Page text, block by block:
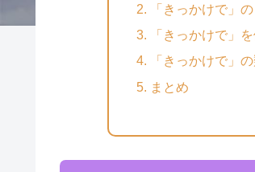
「きっかけで」
「きっかけで」
「きっかけで」
まとめ